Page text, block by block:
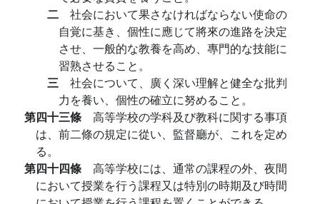
二 社会において果さなければならない使命の
自覚に基き、個性に應じて將來の進路を決定
させ、一般的な教養を高め、專門的な技能に
習熟させること。
三 社会について、廣く深い理解と健全な批判
力を養い、個性の確立に努めること。
第四十三條 高等学校の学科及び教科に関する事項
は、前二條の規定に從い、監督廳が、これを定め
る。
第四十四條 高等学校には、通常の課程の外、夜間
において授業を行う課程又は特別の時期及び時間